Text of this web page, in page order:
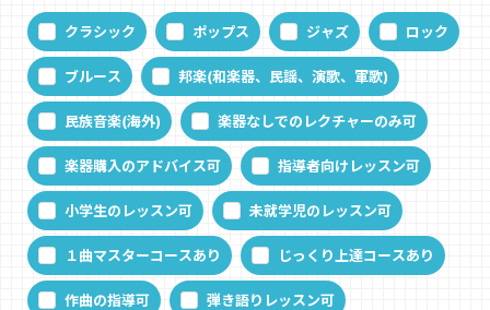
クラシック ポップス ジャズ ロック
ブルース 邦楽(和楽器、民謡、演歌、軍歌)
民族音楽(海外) 楽器なしでのレクチャーのみ可
楽器購入のアドバイス可 指導者向けレッスン可
小学生のレッスン可 未就学児のレッスン可
１曲マスターコースあり じっくり上達コースあり
作曲の指導可 弾き語りレッスン可